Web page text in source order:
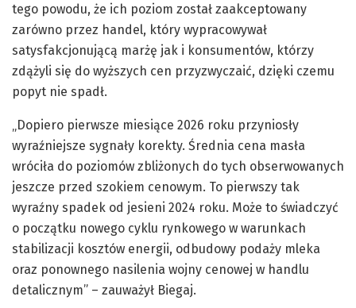
tego powodu, że ich poziom został zaakceptowany
zarówno przez handel, który wypracowywał
satysfakcjonującą marżę jak i konsumentów, którzy
zdążyli się do wyższych cen przyzwyczaić, dzięki czemu
popyt nie spadł.
„Dopiero pierwsze miesiące 2026 roku przyniosły
wyraźniejsze sygnały korekty. Średnia cena masła
wróciła do poziomów zbliżonych do tych obserwowanych
jeszcze przed szokiem cenowym. To pierwszy tak
wyraźny spadek od jesieni 2024 roku. Może to świadczyć
o początku nowego cyklu rynkowego w warunkach
stabilizacji kosztów energii, odbudowy podaży mleka
oraz ponownego nasilenia wojny cenowej w handlu
detalicznym” – zauważył Biegaj.